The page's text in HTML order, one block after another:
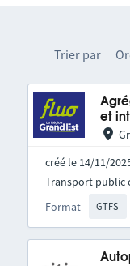
Trier par
et
créé le 14/11/
Format GTFS
Transport public